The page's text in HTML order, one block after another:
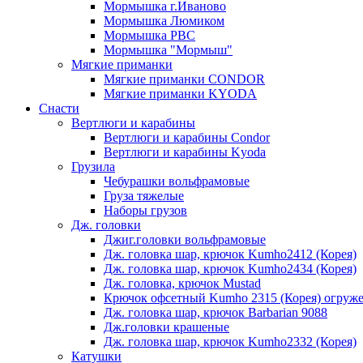
Мормышка г.Иваново
Мормышка Люмиком
Мормышка РВС
Мормышка "Мормыш"
Мягкие приманки
Мягкие приманки CONDOR
Мягкие приманки KYODA
Снасти
Вертлюги и карабины
Вертлюги и карабины Condor
Вертлюги и карабины Kyoda
Грузила
Чебурашки вольфрамовые
Груза тяжелые
Наборы грузов
Дж. головки
Джиг.головки вольфрамовые
Дж. головка шар, крючок Kumho2412 (Корея)
Дж. головка шар, крючок Kumho2434 (Корея)
Дж. головка, крючок Mustad
Крючок офсетный Kumho 2315 (Корея)
Дж. головка шар, крючок Barbarian 9088
Дж.головки крашеные
Дж. головка шар, крючок Kumho2332 (Корея)
Катушки